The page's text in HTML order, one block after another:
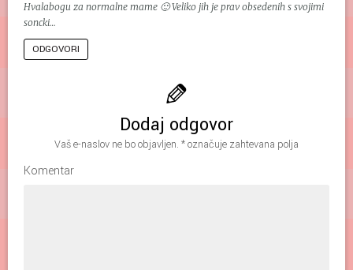
Hvalabogu za normalne mame 🙂 Veliko jih je prav obsedenih s svojimi
soncki…
ODGOVORI
Dodaj odgovor
Vaš e-naslov ne bo objavljen. *označuje zahtevana polja
Komentar